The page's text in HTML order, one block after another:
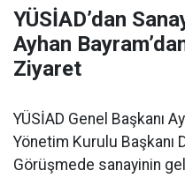
YÜSİAD’dan
Ayhan
Ziyaret
YÜSİAD Genel Başkanı
Yönetim Kurulu Başkanı
Görüşmede sanayinin